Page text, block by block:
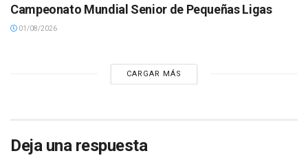
Campeonato Mundial Senior de Pequeñas Ligas
01/08/2026
CARGAR MÁS
Deja una respuesta